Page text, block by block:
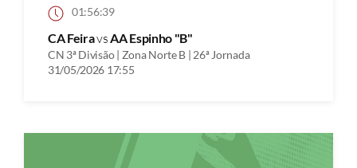
01:56:39
CA FeiravsAA Espinho "B"
CN 3ª Divisão | Zona Norte B | 26ª Jornada
31/05/2026 17:55